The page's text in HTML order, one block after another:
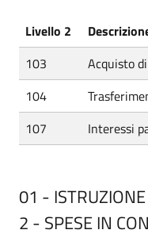
Livello 2
103
Acquisto
104
107
Interessi
01 -
2 - SPESE IN